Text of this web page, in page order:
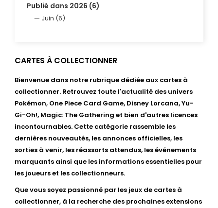
Publié dans 2026 (6)
Juin (6)
CARTES À COLLECTIONNER
Bienvenue dans notre rubrique dédiée aux cartes à
collectionner. Retrouvez toute l'actualité des univers
Pokémon, One Piece Card Game, Disney Lorcana, Yu-
Gi-Oh!, Magic: The Gathering et bien d'autres licences
incontournables. Cette catégorie rassemble les
dernières nouveautés, les annonces officielles, les
sorties à venir, les réassorts attendus, les événements
marquants ainsi que les informations essentielles pour
les joueurs et les collectionneurs.
Que vous soyez passionné par les jeux de cartes à
collectionner, à la recherche des prochaines extensions